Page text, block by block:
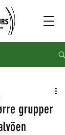
grupper